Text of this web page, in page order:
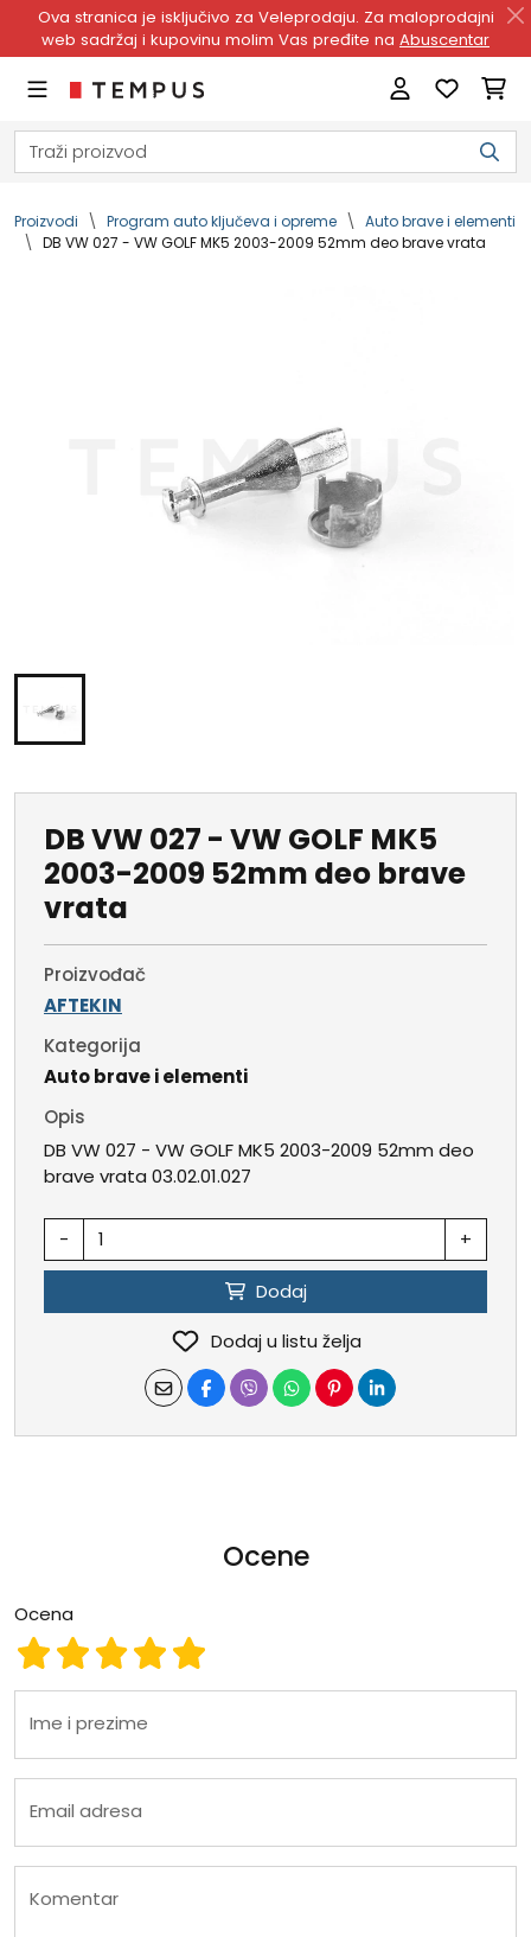
Ova stranica je isključivo za Veleprodaju. Za maloprodajni
web sadržaj i kupovinu molim Vas pređite na Abuscentar
Proizvodi Program auto ključeva i opreme
Auto brave i elementi
DB VW 027 - VW GOLF MK5 2003-2009 52mm deo brave vrata
DB VW 027 - VW GOLF MK5
2003-2009 52mm deo brave
vrata
Proizvođač
AFTEKIN
Kategorija
Auto brave i elementi
Opis
DB VW 027 - VW GOLF MK5 2003-2009 52mm deo
brave vrata 03.02.01.027
- +
Dodaj
Dodaj u listu želja
Ocene
Ocena
Ocena 5
Ocena 4
Ocena 3
Ocena 2
Ocena 1
Ime i prezime
Email adresa
Komentar